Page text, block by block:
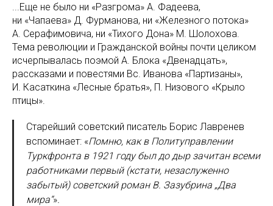
...Еще не было ни «Разгрома» А. Фадеева,
ни «Чапаева» Д. Фурманова, ни «Железного потока»
А. Серафимовича, ни «Тихого Дона» М. Шолохова.
Тема революции и Гражданской войны почти целиком
исчерпывалась поэмой А. Блока «Двенадцать»,
рассказами и повестями Вс. Иванова «Партизаны»,
И. Касаткина «Лесные братья», П. Низового «Крыло
птицы».
Старейший советский писатель Борис Лавренев
вспоминает: «Помню, как в Политуправлении
Туркфронта в 1921 году был до дыр зачитан всеми
работниками первый (кстати, незаслуженно
забытый) советский роман В. Зазубрина „Два
мира“»